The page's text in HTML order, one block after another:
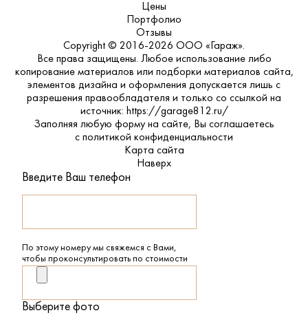
Цены
Портфолио
Отзывы
Copyright © 2016-2026 ООО «Гараж».
Все права защищены. Любое использование либо
копирование материалов или подборки материалов сайта,
элементов дизайна и оформления допускается лишь с
разрешения правообладателя и только со ссылкой на
источник: https://garage812.ru/
Заполняя любую форму на сайте, Вы соглашаетесь
с политикой конфиденциальности
Карта сайта
Наверх
Введите Ваш телефон
По этому номеру мы свяжемся с Вами,
чтобы проконсультировать по стоимости
Выберите фото